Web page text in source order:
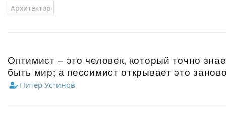
Архитектор
Оптимист – это человек, который точно
быть мир; а пессимист открывает это
Питер Устинов